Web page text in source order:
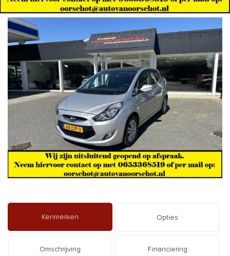
Kenmerken Opties
Omschrijving Financiering